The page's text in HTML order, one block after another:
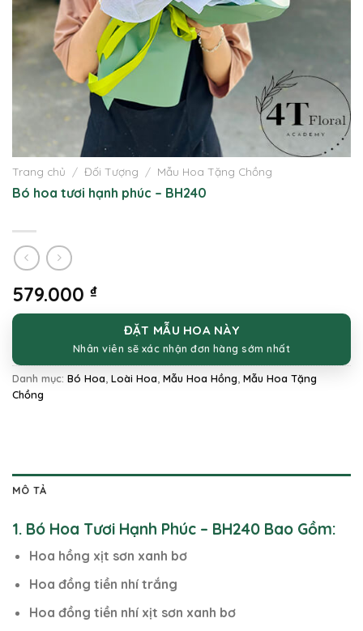
Trang chủ / Đối Tượng / Mẫu Hoa Tặng Chồng
Bó hoa tươi hạnh phúc – BH240
579.000 ₫
ĐẶT MẪU HOA NÀY
Nhân viên sẽ xác nhận đơn hàng sớm nhất
Danh mục: Bó Hoa Loài Hoa Mẫu Hoa Hồng Mẫu Hoa Tặng
Chồng
MÔ TẢ
1. Bó Hoa Tươi Hạnh Phúc – BH240 Bao Gồm:
Hoa hồng xịt sơn xanh bơ
Hoa đồng tiền nhí trắng
Hoa đồng tiền nhí xịt sơn xanh bơ